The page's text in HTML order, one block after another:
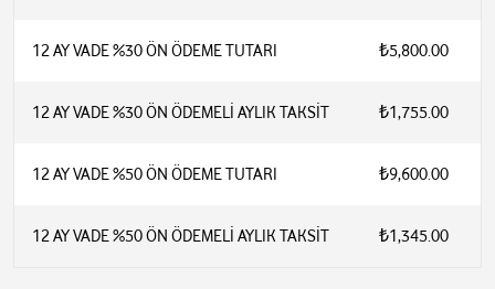
12 AY VADE %30 ÖN ÖDEME TUTARI ₺5,800.00
12 AY VADE %30 ÖN ÖDEMELİ AYLIK TAKSİT ₺1,755.00
12 AY VADE %50 ÖN ÖDEME TUTARI ₺9,600.00
12 AY VADE %50 ÖN ÖDEMELİ AYLIK TAKSİT ₺1,345.00